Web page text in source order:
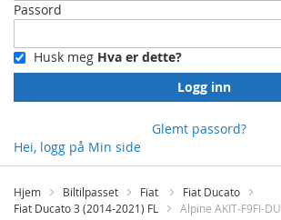
Passord
Husk meg Hva er dette?
Logg inn
Glemt passord?
Hei, logg på Min side
Skip
Content
Hjem Biltilpasset Fiat
Fiat Ducato
Fiat Ducato 3 (2014-2021) FL
Alpine AKIT-F9FI-DU